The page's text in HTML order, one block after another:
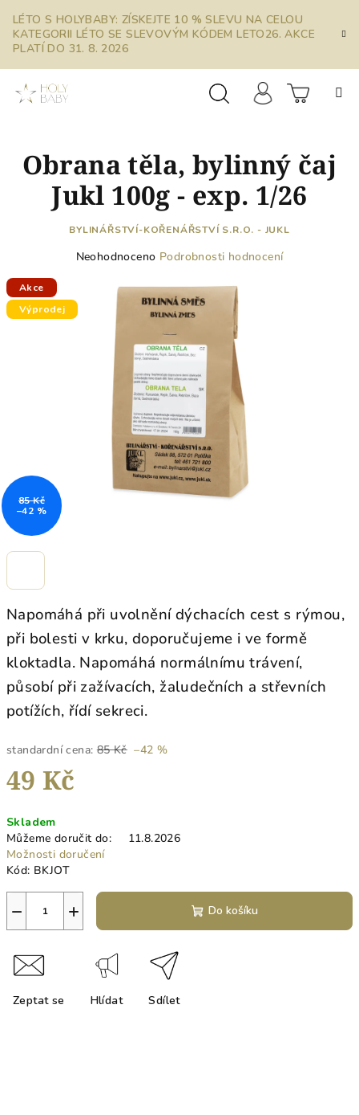
obsah
LÉTO S HOLYBABY: ZÍSKEJTE 10 % SLEVU NA CELOU
KATEGORII LÉTO SE SLEVOVÝM KÓDEM LETO26. AKCE
PLATÍ DO 31. 8. 2026
košík
Napomáhá při uvolnění dýchacích cest s rýmou,
při bolesti v krku, doporučujeme i ve formě
kloktadla. Napomáhá normálnímu trávení,
působí při zažívacích, žaludečních a střevních
potížích, řídí sekreci.
standardní cena: 85 Kč –42 %
49 Kč
cena:
Skladem
Můžeme doručit do:
11.8.2026
Možnosti doručení
Kód: BKJOT
+
− Do košíku
Zeptat se Hlídat Sdílet
Obrana těla, bylinný čaj
Jukl 100g - exp. 1/26
BYLINÁŘSTVÍ-KOŘENÁŘSTVÍ S.R.O. - JUKL
Průměrné
produktu
je
0,0
hvězdiček.
Neohodnoceno Podrobnosti hodnocení
Akce
Výprodej
85 Kč
–42 %